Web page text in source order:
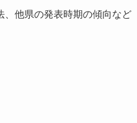
、他県の発表時期の傾向など